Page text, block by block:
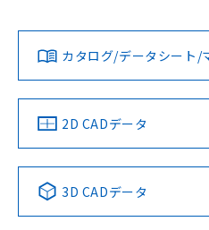
ダウンロードデータをご利用い
みください。
ソフトウェアの使用条件
対応済み
中国 RoHS 注意事項・凡例
Pb Hg
LR型式承認
（イギリス
船舶規格）
DNV型式承認
（ノルウェー
Yes No
この製品
カタログ/データシート/
2D CADデータ
3D CADデータ